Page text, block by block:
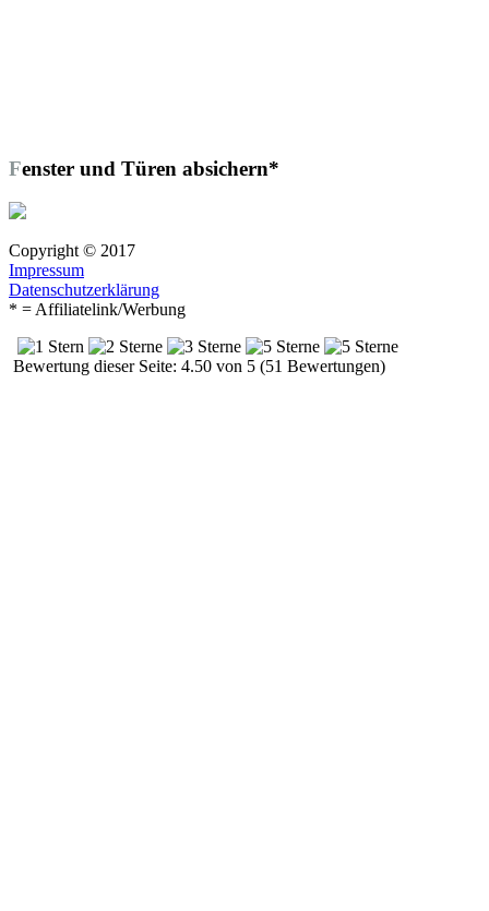
Fenster und Türen absichern*
Copyright © 2017
Impressum
Datenschutzerklärung
* = Affiliatelink/Werbung
Bewertung dieser Seite: 4.50 von 5 (51 Bewertungen)